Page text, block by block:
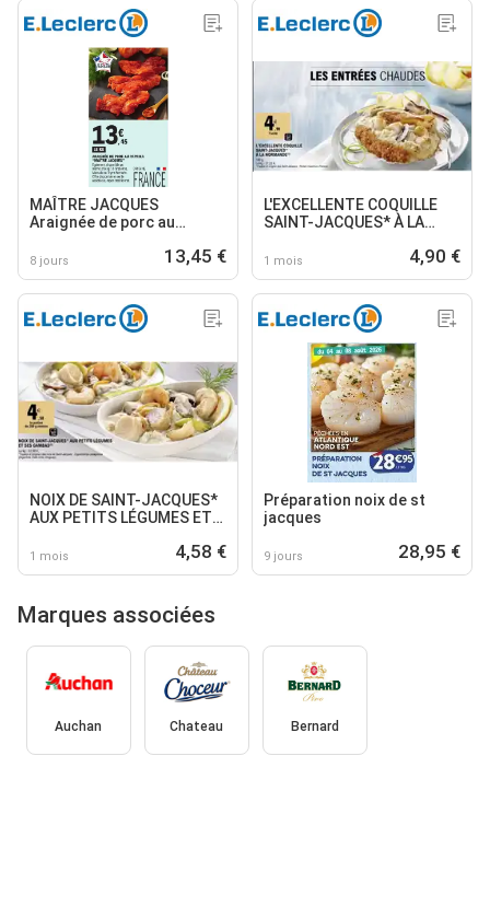
MAÎTRE JACQUES
Araignée de porc au
8 jours 13,45 €
L'EXCELLENTE COQUILLE
SAINT-JACQUES* À LA
1 mois 4,90 €
NOIX DE SAINT-JACQUES*
AUX PETITS LÉGUMES ET
1 mois 4,58 €
Préparation noix de st
jacques
9 jours 28,95 €
Marques associées
Auchan Chateau Bernard